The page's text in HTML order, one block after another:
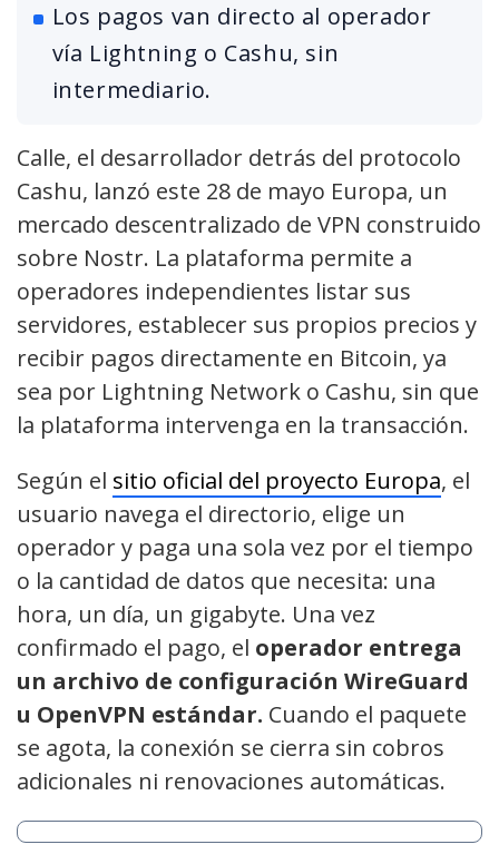
Los pagos van directo al operador
vía Lightning o Cashu, sin
intermediario.
Calle, el desarrollador detrás del protocolo
Cashu, lanzó este 28 de mayo Europa, un
mercado descentralizado de VPN construido
sobre Nostr. La plataforma permite a
operadores independientes listar sus
servidores, establecer sus propios precios y
recibir pagos directamente en Bitcoin, ya
sea por Lightning Network o Cashu, sin que
la plataforma intervenga en la transacción.
Según el sitio oficial del proyecto Europa, el
usuario navega el directorio, elige un
operador y paga una sola vez por el tiempo
o la cantidad de datos que necesita: una
hora, un día, un gigabyte. Una vez
confirmado el pago, el operador entrega
un archivo de configuración WireGuard
u OpenVPN estándar. Cuando el paquete
se agota, la conexión se cierra sin cobros
adicionales ni renovaciones automáticas.